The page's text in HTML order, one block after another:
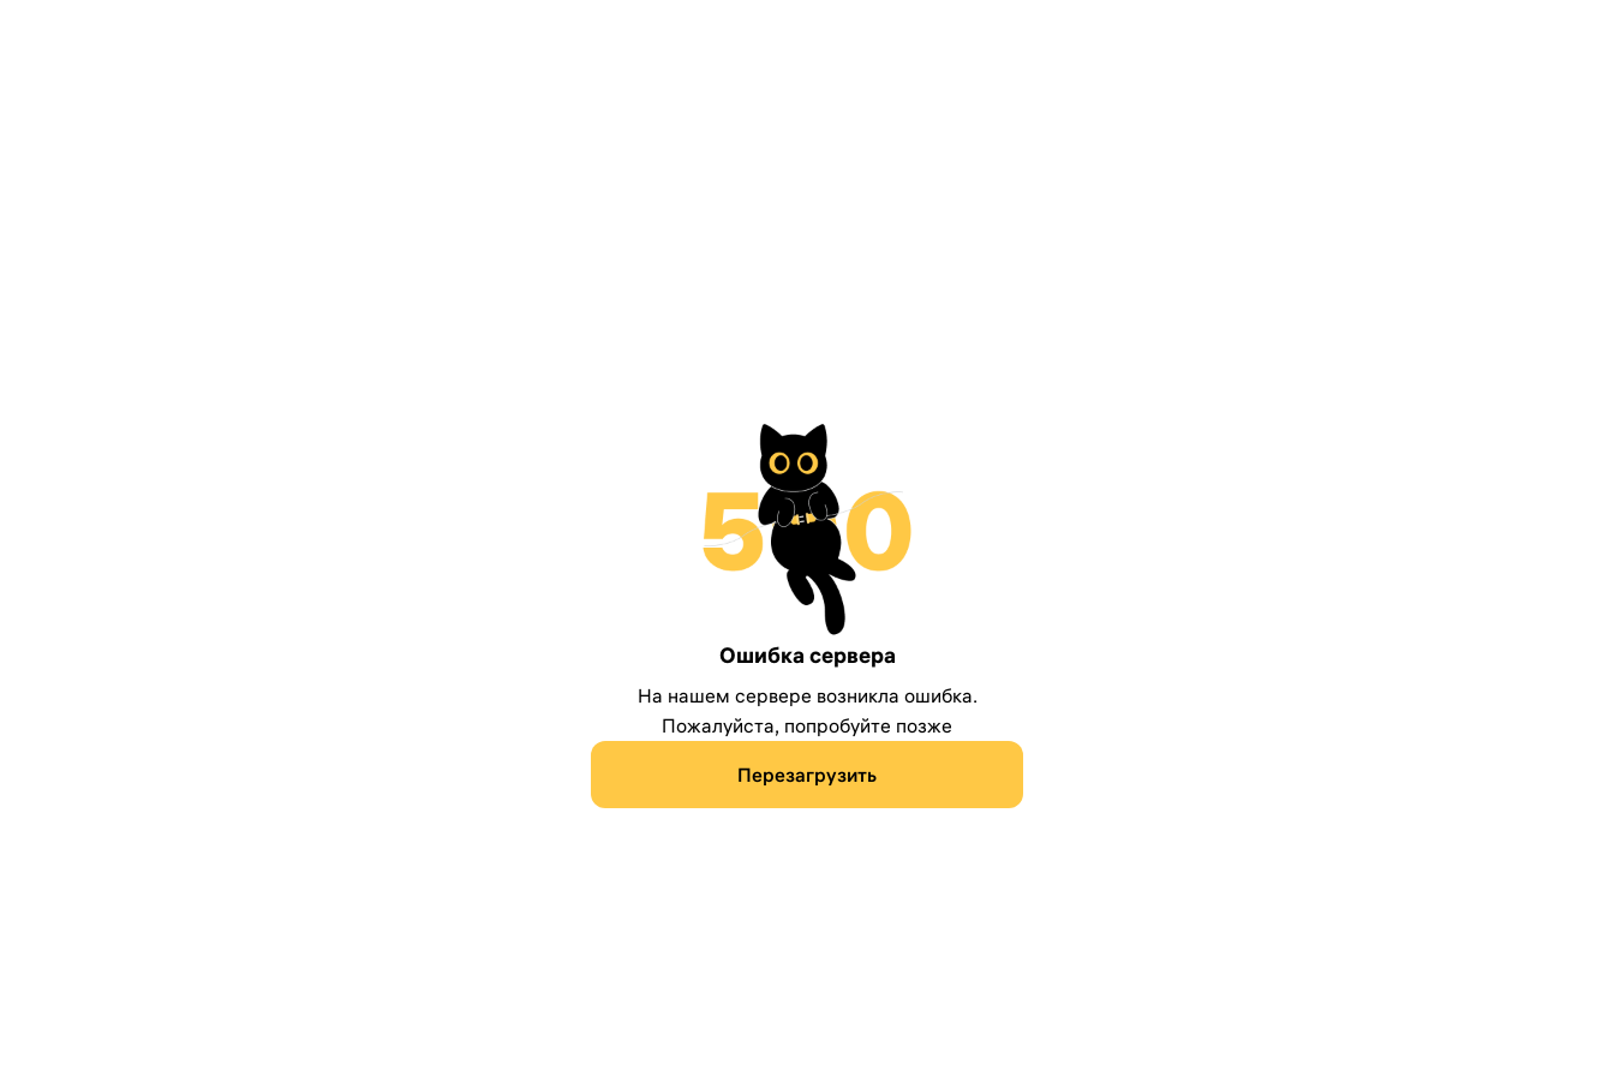
Ошибка сервера
На нашем сервере возникла ошибка.
Пожалуйста, попробуйте позже
Перезагрузить